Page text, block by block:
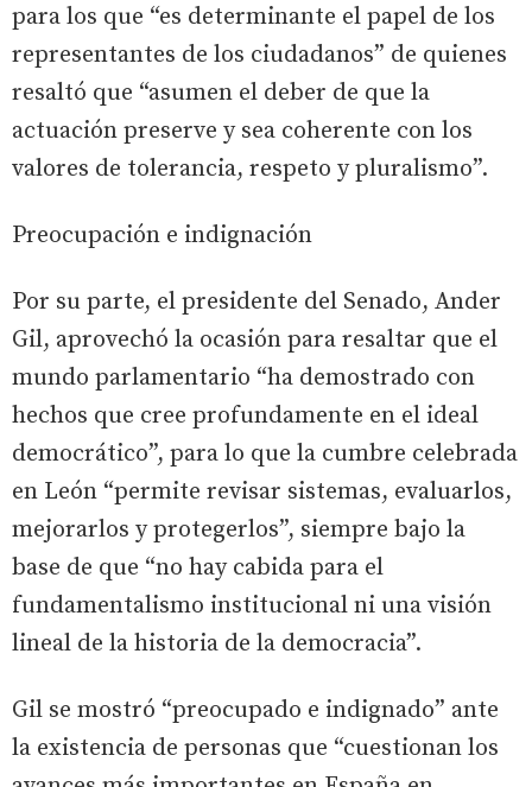
para los que “es determinante el papel de los
representantes de los ciudadanos” de quienes
resaltó que “asumen el deber de que la
actuación preserve y sea coherente con los
valores de tolerancia, respeto y pluralismo”.
Preocupación e indignación
Por su parte, el presidente del Senado, Ander
Gil, aprovechó la ocasión para resaltar que el
mundo parlamentario “ha demostrado con
hechos que cree profundamente en el ideal
democrático”, para lo que la cumbre celebrada
en León “permite revisar sistemas, evaluarlos,
mejorarlos y protegerlos”, siempre bajo la
base de que “no hay cabida para el
fundamentalismo institucional ni una visión
lineal de la historia de la democracia”.
Gil se mostró “preocupado e indignado” ante
la existencia de personas que “cuestionan los